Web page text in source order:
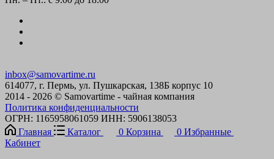
inbox@samovartime.ru
614077, г. Пермь, ул. Пушкарская, 138Б корпус 10
2014 - 2026 © Samovartime - чайная компания
Политика конфиденциальности
ОГРН: 1165958061059 ИНН: 5906138053
Главная
Каталог 0 Корзина 0 Избранные
Кабинет